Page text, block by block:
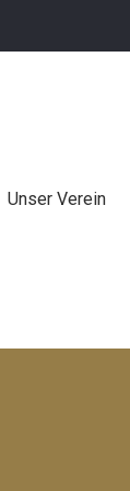
Unser Verein